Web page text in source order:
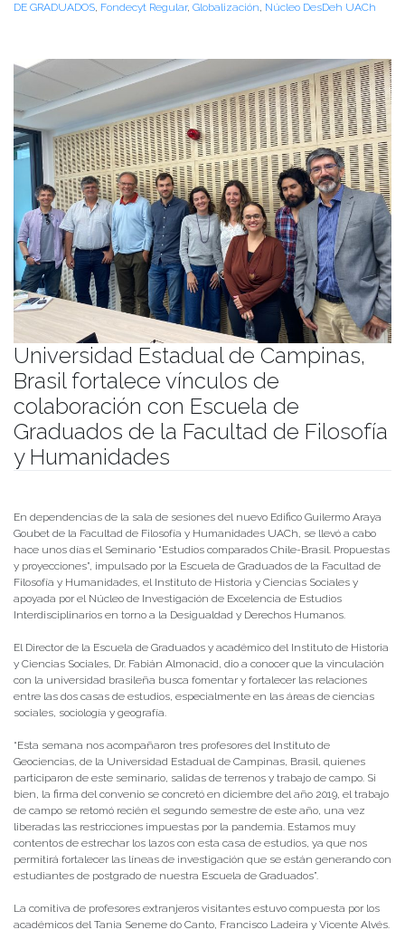
DE GRADUADOS, Fondecyt Regular, Globalización, Núcleo DesDeh UACh
Universidad Estadual de Campinas,
Brasil fortalece vínculos de
colaboración con Escuela de
Graduados de la Facultad de Filosofía
y Humanidades
En dependencias de la sala de sesiones del nuevo Edifico Guilermo Araya
Goubet de la Facultad de Filosofía y Humanidades UACh, se llevó a cabo
hace unos días el Seminario “Estudios comparados Chile-Brasil. Propuestas
y proyecciones”, impulsado por la Escuela de Graduados de la Facultad de
Filosofía y Humanidades, el Instituto de Historia y Ciencias Sociales y
apoyada por el Núcleo de Investigación de Excelencia de Estudios
Interdisciplinarios en torno a la Desigualdad y Derechos Humanos.
El Director de la Escuela de Graduados y académico del Instituto de Historia
y Ciencias Sociales, Dr. Fabián Almonacid, dio a conocer que la vinculación
con la universidad brasileña busca fomentar y fortalecer las relaciones
entre las dos casas de estudios, especialmente en las áreas de ciencias
sociales, sociología y geografía.
“Esta semana nos acompañaron tres profesores del Instituto de
Geociencias, de la Universidad Estadual de Campinas, Brasil, quienes
participaron de este seminario, salidas de terrenos y trabajo de campo. Si
bien, la firma del convenio se concretó en diciembre del año 2019, el trabajo
de campo se retomó recién el segundo semestre de este año, una vez
liberadas las restricciones impuestas por la pandemia. Estamos muy
contentos de estrechar los lazos con esta casa de estudios, ya que nos
permitirá fortalecer las líneas de investigación que se están generando con
estudiantes de postgrado de nuestra Escuela de Graduados”.
La comitiva de profesores extranjeros visitantes estuvo compuesta por los
académicos del Tania Seneme do Canto, Francisco Ladeira y Vicente Alvés.